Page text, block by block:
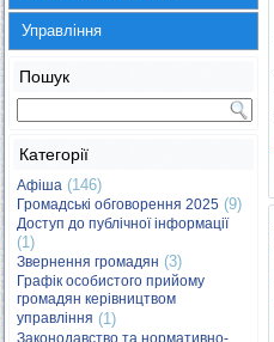
Управління
Пошук
Категорії
Афіша (146)
Громадські обговорення 2025 (9)
Доступ до публічної інформації
(1)
Звернення громадян (3)
Графік особистого прийому
громадян керівництвом
управління (1)
Законодавство та нормативно-